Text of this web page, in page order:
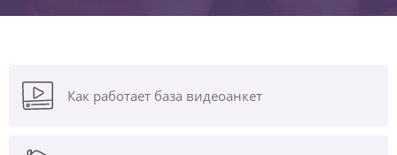
Как работает база видеоанкет